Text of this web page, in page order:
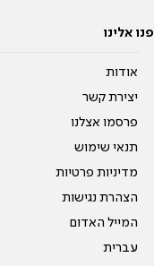
פנו אלינו
אודות
יצירת קשר
פרסמו אצלנו
תנאי שימוש
מדיניות פרטיות
הצהרת נגישות
המייל האדום
עברית